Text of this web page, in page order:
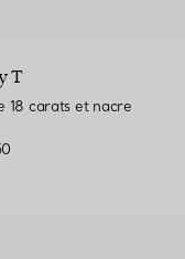
T
18 carats et nacre